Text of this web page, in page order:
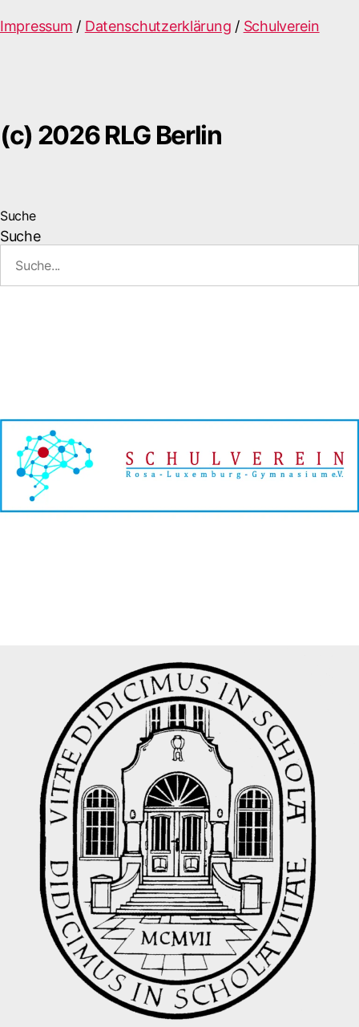
Impressum / Datenschutzerklärung / Schulverein
(c) 2026 RLG Berlin
Suche
Suche